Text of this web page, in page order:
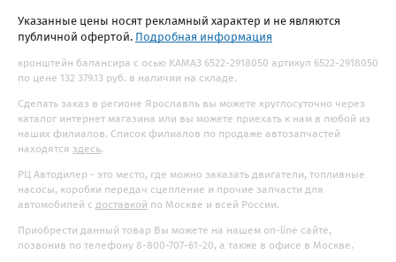
Указанные цены носят рекламный характер и не являются
публичной офертой. Подробная информация
кронштейн балансира с осью КАМАЗ 6522-2918050 артикул 6522-2918050
по цене 132 379.13 руб. в наличии на складе.
Сделать заказ в регионе Ярославль вы можете круглосуточно через
каталог интернет магазина или вы можете приехать к нам в любой из
наших филиалов. Список филиалов по продаже автозапчастей
находятся здесь.
РЦ Автодилер - это место, где можно заказать двигатели, топливные
насосы, коробки передач сцепление и прочие запчасти для
автомобилей с доставкой по Москве и всей России.
Приобрести данный товар Вы можете на нашем on-line сайте,
позвонив по телефону 8-800-707-61-20, а также в офисе в Москве.